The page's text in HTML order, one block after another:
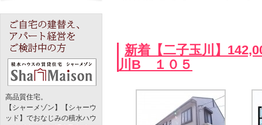
高品質住宅。
【シャーメゾン】【シャーウ
ッド】でおなじみの積水ハウ
新着【二子玉川】
川B １０５